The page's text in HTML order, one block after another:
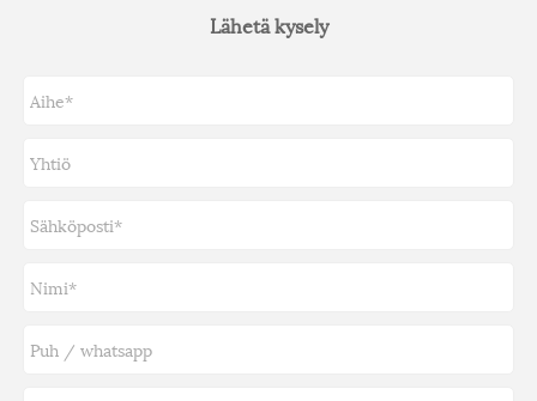
Lähetä kysely